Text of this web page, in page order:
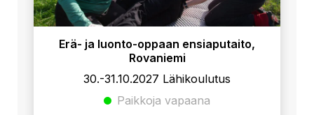
Erä- ja luonto-oppaan ensiaputaito,
Rovaniemi
30.-31.10.2027 Lähikoulutus
Paikkoja vapaana